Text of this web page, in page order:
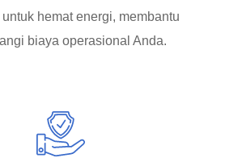
hemat energi, membantu
biaya operasional Anda.